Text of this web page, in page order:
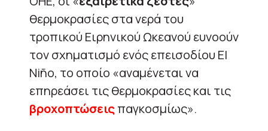
θερμοκρασίες στα νερά του
τροπικού Ειρηνικού Ωκεανού ευνοούν
τον σχηματισμό ενός επεισοδίου El
Niño, το οποίο «αναμένεται να
επηρεάσει τις θερμοκρασίες και τις
βροχοπτώσειςπαγκοσμίως».